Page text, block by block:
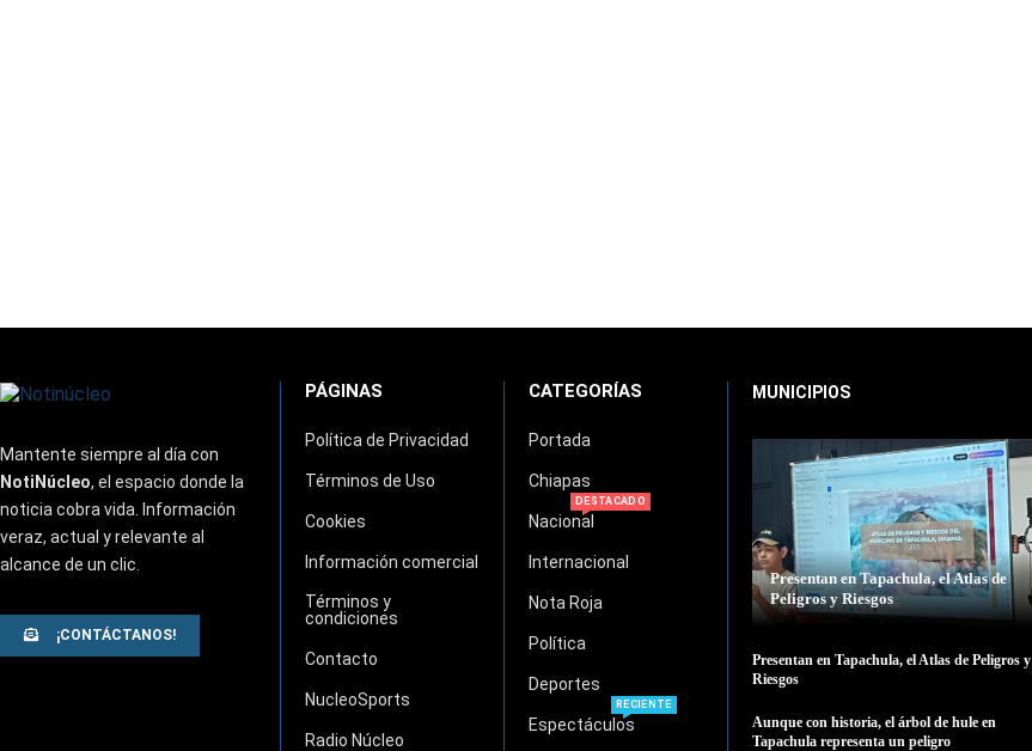
Mantente siempre al día con
NotiNúcleo, el espacio donde la
noticia cobra vida. Información
veraz, actual y relevante al
alcance de un clic.
¡CONTÁCTANOS!
PÁGINAS
Política de Privacidad
Términos de Uso
Cookies
Información comercial
Términos y
condiciones
Contacto
NucleoSports
Radio Núcleo
CATEGORÍAS
Portada
Chiapas
Nacional
DESTACADO
Internacional
Nota Roja
Política
Deportes
Espectáculos
RECIENTE
MUNICIPIOS
Presentan en Tapachula, el Atlas de
Peligros y Riesgos
Presentan en Tapachula, el Atlas de Peligros y
Riesgos
Aunque con historia, el árbol de hule en
Tapachula representa un peligro